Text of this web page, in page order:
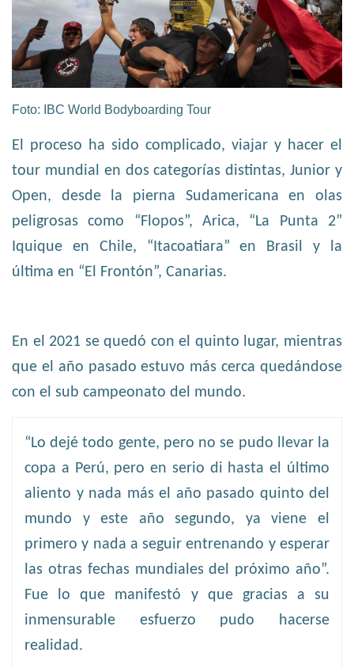
Foto: IBC World Bodyboarding Tour
El proceso ha sido complicado, viajar y hacer el
tour mundial en dos categorías distintas, Junior y
Open, desde la pierna Sudamericana en olas
peligrosas como “Flopos”, Arica, “La Punta 2”
Iquique en Chile, “Itacoatiara” en Brasil y la
última en “El Frontón”, Canarias.
En el 2021 se quedó con el quinto lugar, mientras
que el año pasado estuvo más cerca quedándose
con el sub campeonato del mundo.
“Lo dejé todo gente, pero no se pudo llevar la
copa a Perú, pero en serio di hasta el último
aliento y nada más el año pasado quinto del
mundo y este año segundo, ya viene el
primero y nada a seguir entrenando y esperar
las otras fechas mundiales del próximo año”.
Fue lo que manifestó y que gracias a su
inmensurable esfuerzo pudo hacerse
realidad.